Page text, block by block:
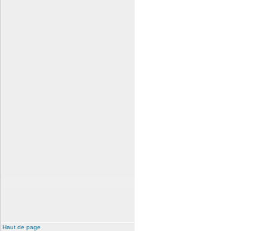
Haut de page